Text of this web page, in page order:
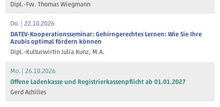
Dipl.-Fw. Thomas Wiegmann
Do. | 22.10.2026
DATEV-Kooperationsseminar: Gehirngerechtes Lernen: Wie Sie Ihre
Azubis optimal fördern können
Dipl.-Kulturwirtin Julia Kunz, M.A.
Mo. | 26.10.2026
Offene Ladenkasse und Registrierkassenpflicht ab 01.01.2027
Gerd Achilles